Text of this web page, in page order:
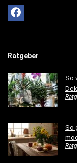
Ratgeber
So
So